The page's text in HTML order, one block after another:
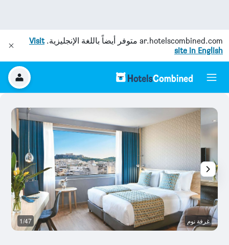
ar.hotelscombined.com متوفر أيضاً باللغة الإنجليزية.Visit
site in English
غرفة نوم 1/47